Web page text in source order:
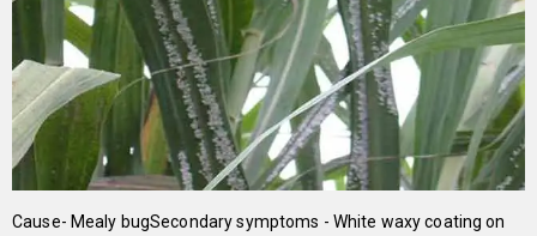
Cause- Mealy bugSecondary symptoms - White waxy coating on